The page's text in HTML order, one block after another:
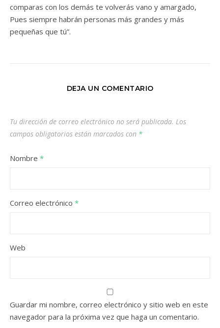
comparas con los demás te volverás vano y amargado,
Pues siempre habrán personas más grandes y más
pequeñas que tú”.
DEJA UN COMENTARIO
Tu dirección de correo electrónico no será publicada. Los
campos obligatorios están marcados con *
Nombre *
Correo electrónico *
Web
Guardar mi nombre, correo electrónico y sitio web en este
navegador para la próxima vez que haga un comentario.